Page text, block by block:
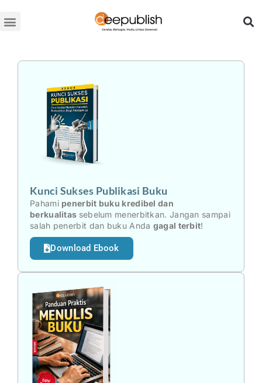
ke
Kunci Sukses Publikasi Buku
Pahami penerbit buku kredibel dan
berkualitas sebelum menerbitkan. Jangan sampai
salah penerbit dan buku Anda gagal terbit!
Download Ebook